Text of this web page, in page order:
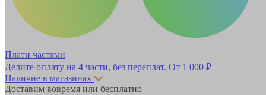
Плати частями
Делите оплату на 4 части, без переплат. От 1 000 ₽
Наличие в магазинах
Доставим вовремя или бесплатно